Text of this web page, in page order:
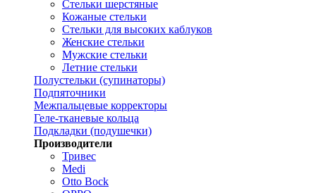
Стельки шерстяные
Кожаные стельки
Стельки для высоких каблуков
Женские стельки
Мужские стельки
Летние стельки
Полустельки (супинаторы)
Подпяточники
Межпальцевые корректоры
Геле-тканевые кольца
Подкладки (подушечки)
Производители
Тривес
Medi
Otto Bock